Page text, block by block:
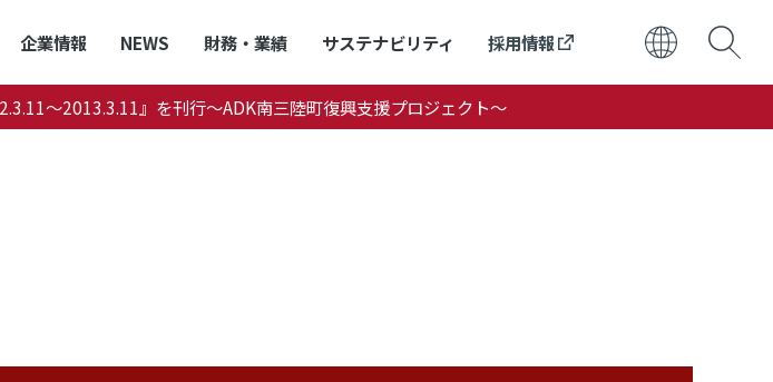
企業情報 NEWS 財務・業績 サステナビリティ 採用情報
日本語
～2013.3.11』を刊行～ADK南三陸町復興支援プロジェクト～